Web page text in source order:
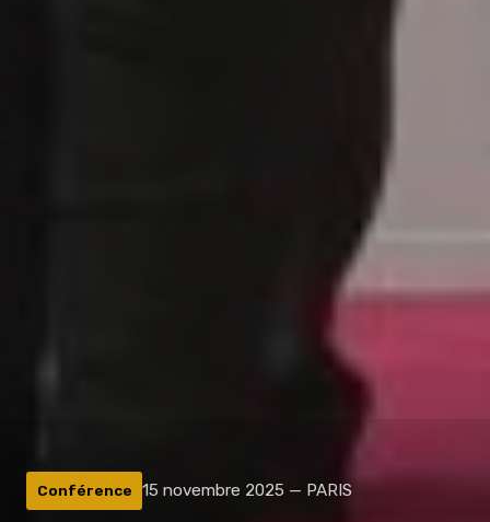
Conférence 15 novembre 2025 — PARIS